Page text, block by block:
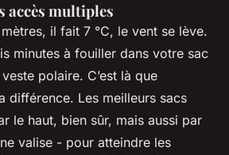
accès multiples
il fait 7 °C, le vent se lève.
minutes à fouiller dans votre sac
polaire. C’est là que
différence. Les meilleurs sacs
le haut, bien sûr, mais aussi par
valise - pour atteindre les